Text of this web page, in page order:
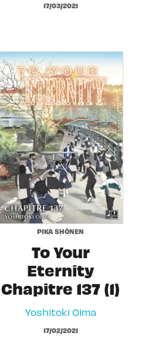
17/03/2021
PIKA SHÔNEN
To Your
Eternity
Chapitre 137 (1)
Yoshitoki Oima
17/02/2021